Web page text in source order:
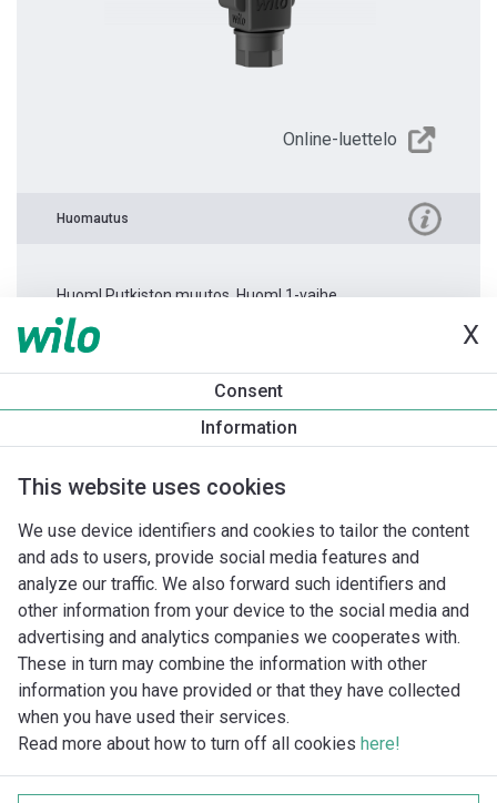
X
Consent
Information
This website uses cookies
We use device identifiers and cookies to tailor the content
and ads to users, provide social media features and
analyze our traffic. We also forward such identifiers and
other information from your device to the social media and
advertising and analytics companies we cooperates with.
These in turn may combine the information with other
information you have provided or that they have collected
when you have used their services.
Read more about how to turn off all cookies here!
Online-luettelo
Huomautus
Huom! Putkiston muutos. Huom! 1-vaihe.
Tuotetietoa
Imprint
Tietosuoja